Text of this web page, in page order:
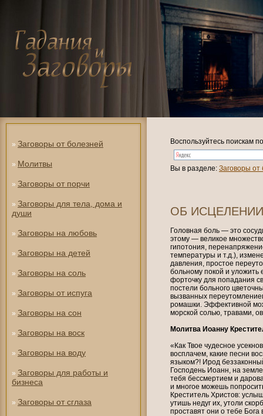
» Заговоры от болезней
» Молитвы
» Заговоры от порчи
» Заговоры для тела, дома и
души
» Заговоры на любовь
» Заговоры на детей
» Заговоры на соль
» Заговоры от испуга
» Заговоры на сон
» Заговоры на воск
» Заговоры на воду
» Заговоры для работы и
бизнеса
» Заговоры от сглаза
Воспользуйтесь поискам
Вы в разделе: Заговоры от
ОБ
Головная боль — это
этому — великое
гипотония,
температуры и т.д.),
давления, простое
больному покой и уложить
форточку для попадания
постели больного
вызванных
ромашки. Эффективной
морской солью, травами,
Молитва Иоанну
«Как Твое чудесное
восплачем, какие песни
языком?! Ирод
Господень Иоанн, на
тебя бессмертием и
и многое можешь
Креститель Христов:
утишь недуг их, утоли
проставят они о тебе Бога